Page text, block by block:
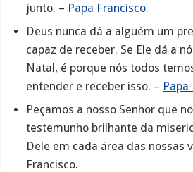
junto. – Papa Francisco.
Deus nunca dá a alguém um
capaz de receber. Se Ele dá a
Natal, é porque nós todos
entender e receber isso. – Papa
Peçamos a nosso Senhor que
testemunho brilhante da
Dele em cada área das nossas
Francisco.